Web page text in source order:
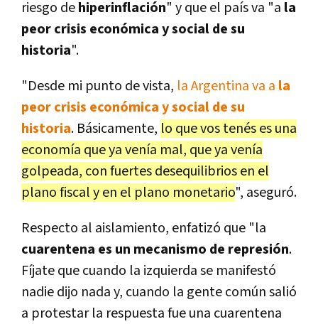
riesgo dehiperinflación" y que el país va "a la
peor crisis económica y social de su
historia".
"Desde mi punto de vista, la Argentina va a la
peor crisis económica y social de su
historia. Básicamente, lo que vos tenés es una
economía que ya venía mal, que ya venía
golpeada, con fuertes desequilibrios en el
plano fiscal y en el plano monetario", aseguró.
Respecto al aislamiento, enfatizó que "la
cuarentena es un mecanismo de represión.
Fíjate que cuando la izquierda se manifestó
nadie dijo nada y, cuando la gente común salió
a protestar la respuesta fue una cuarentena